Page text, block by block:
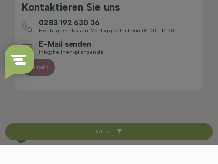
Filter
Kontaktieren Sie uns
0283 192 630 06
Heute geschlossen. Montag geöffnet von 09:00 - 17:00
E-Mail senden
info@heijnen-pflanzen.de
Kontakt
4.4/5